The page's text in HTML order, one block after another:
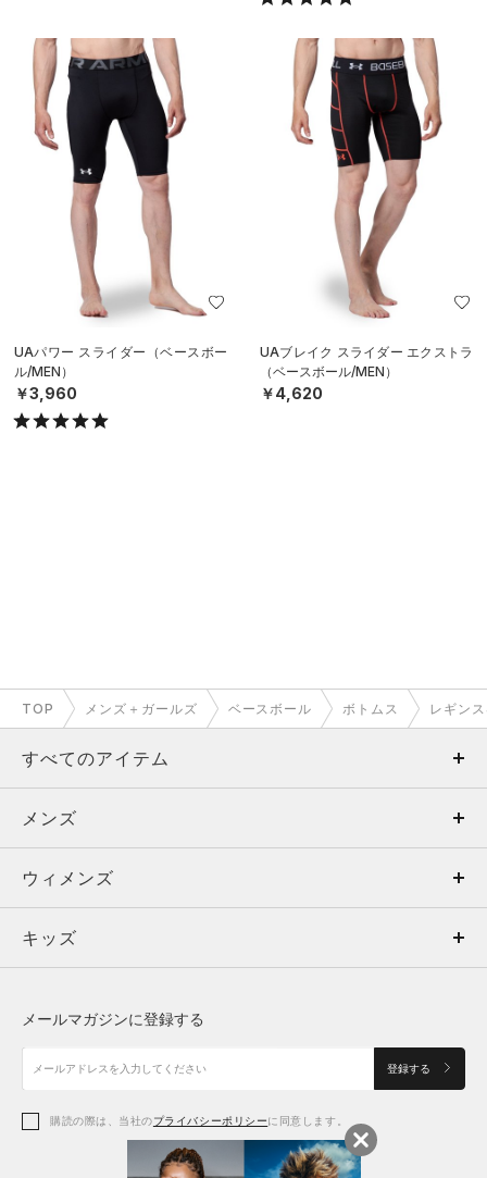
UAパワー スライダー（ベースボー
ル/MEN）
￥3,960
UAブレイク スライダー エクストラ
（ベースボール/MEN）
￥4,620
TOP メンズ＋ガールズ ベースボール ボトムス レギン
すべてのアイテム
メンズ
ウィメンズ
キッズ
アクセサリー
メンズ
トップス
ボトムス
アクセサリー
ウィメンズ
トップス
シューズ
アクセサリー
キッズ
シューズ
メールマガジンに登録する
登録する
購読の際は、当社のプライバシーポリシーに同意します。